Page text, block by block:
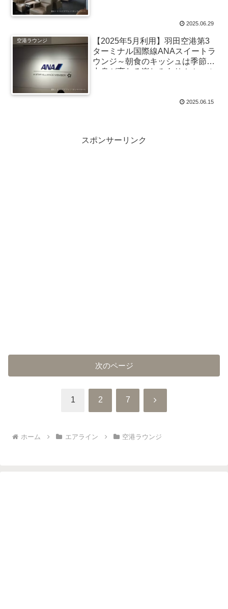
2025.06.29
空港ラウンジ
【2025年5月利用】羽田空港第3
ターミナル国際線ANAスイートラ
ウンジ～朝食のキッシュは季節で
中身が変わる楽しみあり！ムール
2025.06.15
スポンサーリンク
次のページ
1 2 7 次
ホーム エアライン 空港ラウンジ